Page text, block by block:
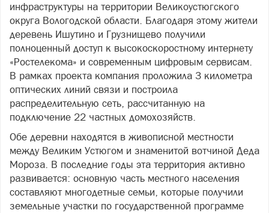
инфраструктуры на территории Великоустюгского
округа Вологодской области. Благодаря этому жители
деревень Ишутино и Грузнищево получили
полноценный доступ к высокоскоростному интернету
«Ростелекома» и современным цифровым сервисам.
В рамках проекта компания проложила 3 километра
оптических линий связи и построила
распределительную сеть, рассчитанную на
подключение 22 частных домохозяйств.
Обе деревни находятся в живописной местности
между Великим Устюгом и знаменитой вотчиной Деда
Мороза. В последние годы эта территория активно
развивается: основную часть местного населения
составляют многодетные семьи, которые получили
земельные участки по государственной программе